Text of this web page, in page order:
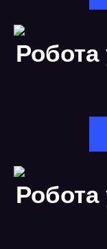
Робота
Робота